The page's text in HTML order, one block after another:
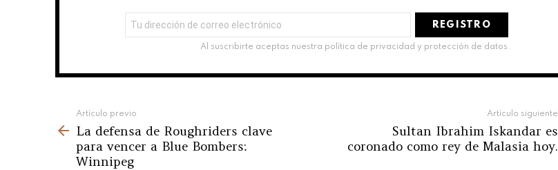
de
Al suscribirte aceptas nuestra política de privacidad y protección de datos.
more
Artículo previo
La defensa de Roughriders clave
para vencer a Blue Bombers:
Winnipeg
Artículo siguiente
Sultan Ibrahim Iskandar es
coronado como rey de Malasia hoy.